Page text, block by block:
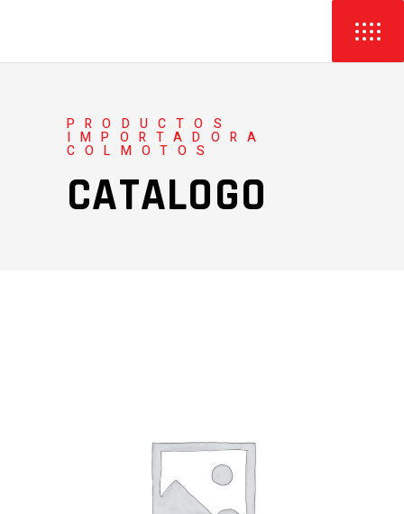
PRODUCTOS
IMPORTADORA
COLMOTOS
CATALOGO